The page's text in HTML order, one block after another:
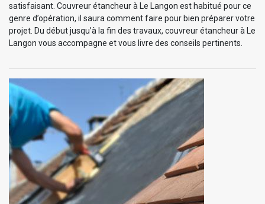
satisfaisant. Couvreur étancheur à Le Langon est habitué pour ce
genre d’opération, il saura comment faire pour bien préparer votre
projet. Du début jusqu’à la fin des travaux, couvreur étancheur à Le
Langon vous accompagne et vous livre des conseils pertinents.